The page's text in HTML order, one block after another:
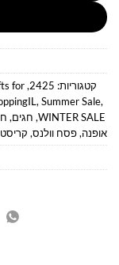
קטגוריות: 2425
,
for
,Summer Sale,
WINTER SALE
, חגים,
אופנה,פסח וולנס,